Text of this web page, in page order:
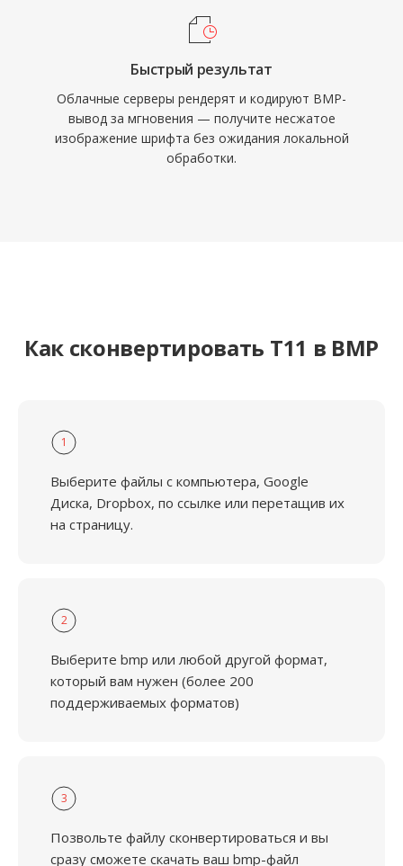
Быстрый результат
Облачные серверы рендерят и кодируют BMP-
вывод за мгновения — получите несжатое
изображение шрифта без ожидания локальной
обработки.
Как сконвертировать T11 в BMP
1
Выберите файлы с компьютера, Google
Диска, Dropbox, по ссылке или перетащив их
на страницу.
2
Выберите bmp или любой другой формат,
который вам нужен (более 200
поддерживаемых форматов)
3
Позвольте файлу сконвертироваться и вы
сразу сможете скачать ваш bmp-файл